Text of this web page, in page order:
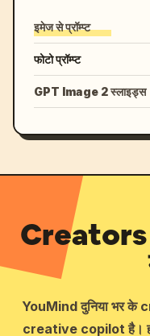
इमेज से प्रॉम्प्ट
फोटो प्रॉम्प्ट
GPT Image 2 स्लाइड्स
Creators
YouMind दुनिया भर के
creative copilot है।